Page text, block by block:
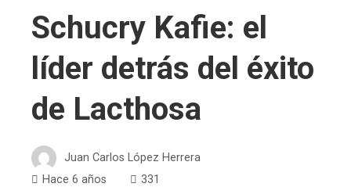
Schucry Kafie: el
líder detrás del éxito
de Lacthosa
Juan Carlos López Herrera
Hace 6 años
331